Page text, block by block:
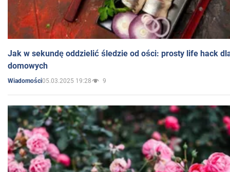
Jak w sekundę oddzielić śledzie od ości: prosty life hack
domowych
Wiadomości05.03.2025 19:28 9